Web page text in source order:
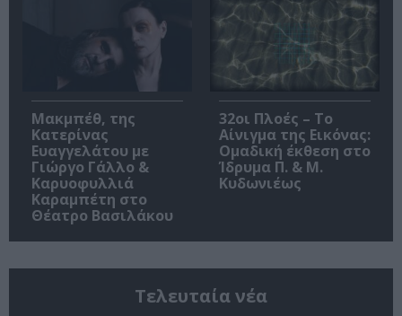
Μακμπέθ, της
Κατερίνας
Ευαγγελάτου με
Γιώργο Γάλλο &
Καρυοφυλλιά
Καραμπέτη στο
Θέατρο Βασιλάκου
32οι Πλοές – Το
Αίνιγμα της Εικόνας:
Ομαδική έκθεση στο
Ίδρυμα Π. & Μ.
Κυδωνιέως
Τελευταία νέα